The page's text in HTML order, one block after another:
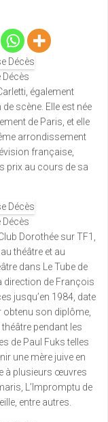
Décès
également
scène. Elle est née
de Paris, et elle
arrondissement
française,
prix au cours de sa
Décès
Dorothée sur TF1,
théâtre et au
dans Le Tube de
direction de François
jusqu’en 1984, date
obtenu son diplôme,
pendant les
de Paul Fuks telles
une mère juive en
à plusieurs œuvres
L’Impromptu de
entre autres.